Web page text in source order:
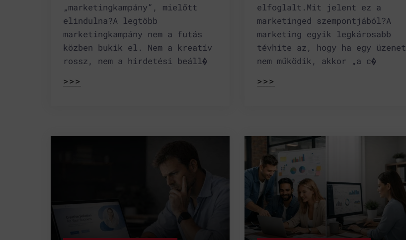
„marketingkampány”, mielőtt
elindulna?A legtöbb
marketingkampány nem a futás
közben bukik el. Nem a kreatív
rossz, nem a hirdetési beáll�
>>>
elfoglalt.Mit jelent ez a
marketinged szempontjából?A
marketing egyik legkárosabb
tévhite az, hogy ha egy üzenet
nem működik, akkor „a c�
>>>